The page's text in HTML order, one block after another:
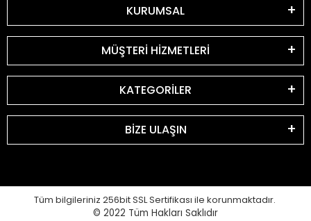
KURUMSAL
MÜŞTERİ HİZMETLERİ
KATEGORİLER
BİZE ULAŞIN
Tüm bilgileriniz 256bit SSL Sertifikası ile korunmaktadır.
© 2022 Tüm Hakları Saklıdır